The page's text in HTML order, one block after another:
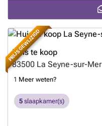
PRIJS GEWIJZIGD
Huis te koop
83500 La Seyne-sur-Mer
1 Meer weten?
5 slaapkamer(s)